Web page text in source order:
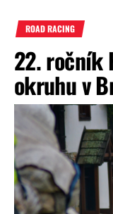
ROAD RACING
22. ročník
okruhu v